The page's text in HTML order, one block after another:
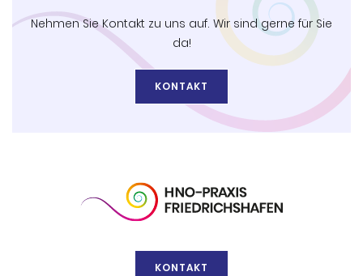
Nehmen Sie Kontakt zu uns auf. Wir sind gerne für Sie
da!
KONTAKT
KONTAKT